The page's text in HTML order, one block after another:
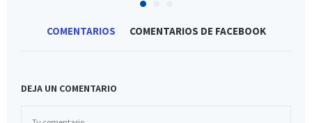
COMENTARIOS COMENTARIOS DE FACEBOOK
DEJA UN COMENTARIO